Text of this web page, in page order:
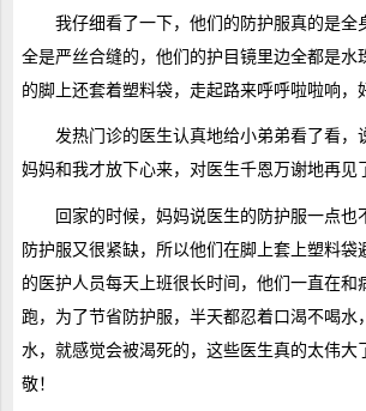
我仔细看了一下，他们的防护服真的是全
全是严丝合缝的，他们的护目镜里边全都是水
的脚上还套着塑料袋，走起路来呼呼啦啦响，
发热门诊的医生认真地给小弟弟看了看，
妈妈和我才放下心来，对医生千恩万谢地再见
回家的时候，妈妈说医生的防护服一点也
防护服又很紧缺，所以他们在脚上套上塑料袋
的医护人员每天上班很长时间，他们一直在和
跑，为了节省防护服，半天都忍着口渴不喝水
水，就感觉会被渴死的，这些医生真的太伟大
敬！